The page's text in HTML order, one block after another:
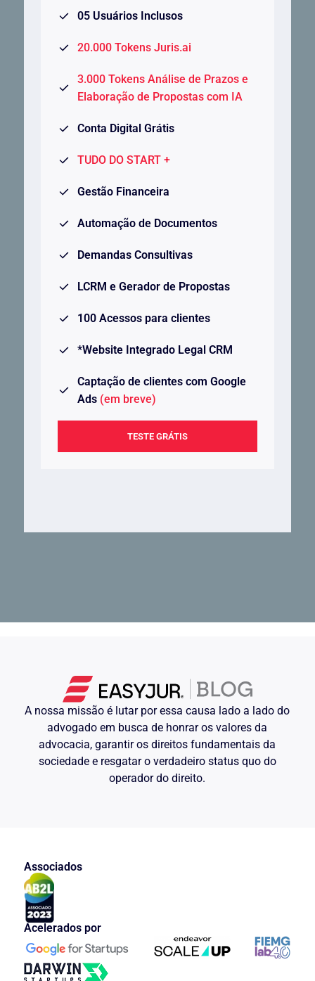
05 Usuários Inclusos
20.000 Tokens Juris.ai
3.000 Tokens Análise de Prazos e
Elaboração de Propostas com IA
Conta Digital Grátis
TUDO DO START +
Gestão Financeira
Automação de Documentos
Demandas Consultivas
LCRM e Gerador de Propostas
100 Acessos para clientes
*Website Integrado Legal CRM
Captação de clientes com Google
Ads (em breve)
TESTE GRÁTIS
A nossa missão é lutar por essa causa lado a lado do
advogado em busca de honrar os valores da
advocacia, garantir os direitos fundamentais da
sociedade e resgatar o verdadeiro status quo do
operador do direito.
Associados
Acelerados por